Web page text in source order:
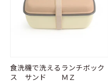
食洗機で洗えるランチボック
ス サンド ＭＺ